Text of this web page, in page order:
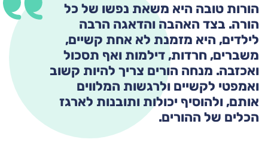
הורות טובה היא משאת נפשו של כל
הורה. בצד האהבה והדאגה הרבה
לילדים, היא מזמנת לא אחת קשיים,
משברים, חרדות, דילמות ואף תסכול
ואכזבה. מנחה הורים צריך להיות קשוב
ואמפטי לקשיים ולרגשות המלווים
אותם, ולהוסיף יכולות ותובנות לארגז
הכלים של ההורים.